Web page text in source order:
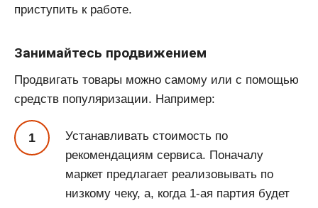
приступить к работе.
Занимайтесь продвижением
Продвигать товары можно самому или с помощью
средств популяризации. Например:
Устанавливать стоимость по
рекомендациям сервиса. Поначалу
маркет предлагает реализовывать по
низкому чеку, а, когда 1-ая партия будет